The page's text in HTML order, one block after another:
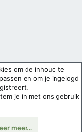
om de inhoud te
en om je ingelogd
je in met ons gebruik
meer…